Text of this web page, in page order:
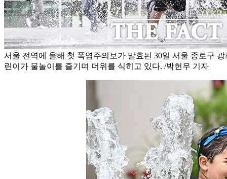
서울 전역에 올해 첫 폭염주의보가 발효된 30일 서울 종로구
린이가 물놀이를 즐기며 더위를 식히고 있다. /박헌우 기자